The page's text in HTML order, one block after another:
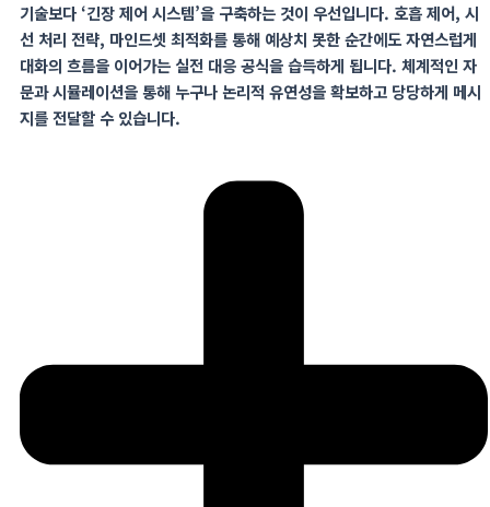
기술보다 ‘긴장 제어시스템’을 구축하는 것이 우선입니다. 호흡제어, 시
선 처리 전략, 마인드셋최적화를 통해 예상치 못한 순간에도 자연스럽게
대화의 흐름을 이어가는 실전 대응 공식을 습득하게 됩니다. 체계적인 자
문과 시뮬레이션을 통해 누구나 논리적 유연성을 확보하고 당당하게 메시
지를 전달할 수 있습니다.